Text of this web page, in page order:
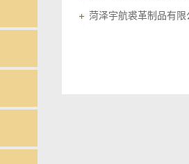
菏泽宇航裘革制品有限